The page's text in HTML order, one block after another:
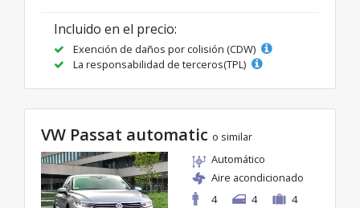
Incluido en el precio:
Exención de daños por colisión (CDW)
La responsabilidad de terceros(TPL)
VW Passat automatic o similar
Automático
Aire acondicionado
4
4 4